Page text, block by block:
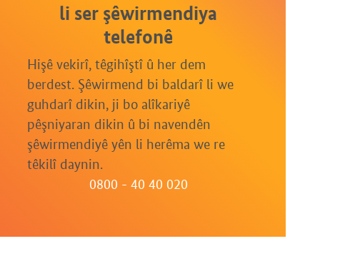
li ser şêwirmendiya
telefonê
Hişê vekirî, têgihîştî û her dem
berdest. Şêwirmend bi baldarî li we
guhdarî dikin, ji bo alîkariyê
pêşniyaran dikin û bi navendên
şêwirmendiyê yên li herêma we re
têkilî daynin.
0800 - 40 40 020